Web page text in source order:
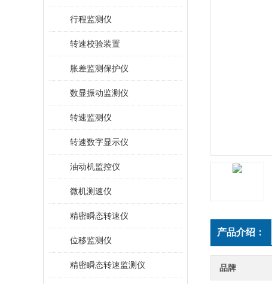
行程监测仪
转速校验装置
胀差监测保护仪
数显振动监测仪
转速监测仪
转速数字显示仪
油动机监控仪
微机测速仪
精密瞬态转速仪
位移监测仪
精密瞬态转速监测仪
产品介绍：
品牌